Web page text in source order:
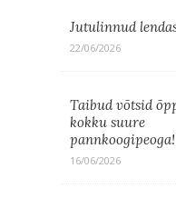
Jutulinnud
22/06/2026
Taibud võtsid
kokku suure
pannkoogipeoga!
16/06/2026